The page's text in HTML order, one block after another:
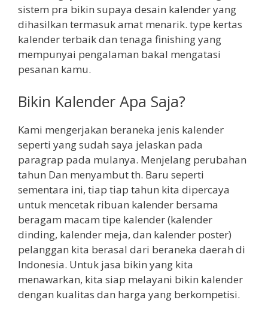
sistem pra bikin supaya desain kalender yang
dihasilkan termasuk amat menarik. type kertas
kalender terbaik dan tenaga finishing yang
mempunyai pengalaman bakal mengatasi
pesanan kamu.
Bikin Kalender Apa Saja?
Kami mengerjakan beraneka jenis kalender
seperti yang sudah saya jelaskan pada
paragrap pada mulanya. Menjelang perubahan
tahun Dan menyambut th. Baru seperti
sementara ini, tiap tiap tahun kita dipercaya
untuk mencetak ribuan kalender bersama
beragam macam tipe kalender (kalender
dinding, kalender meja, dan kalender poster)
pelanggan kita berasal dari beraneka daerah di
Indonesia. Untuk jasa bikin yang kita
menawarkan, kita siap melayani bikin kalender
dengan kualitas dan harga yang berkompetisi.